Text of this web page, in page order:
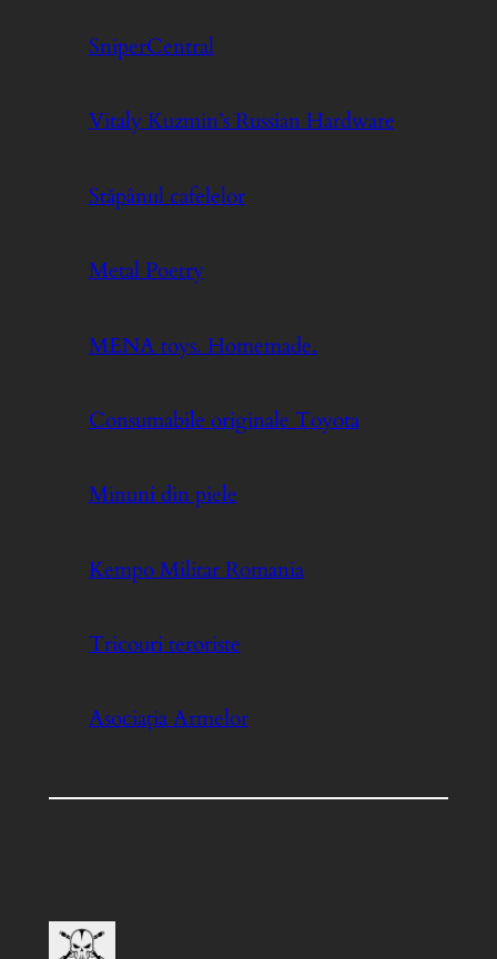
SniperCentral
Vitaly Kuzmin’s Russian Hardware
Stăpânul cafelelor
Metal Poetry
MENA toys. Homemade.
Consumabile originale Toyota
Minuni din piele
Kempo Militar Romania
Tricouri teroriste
AsociațiaArmelor